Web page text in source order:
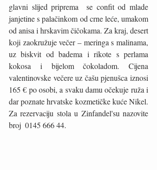
glavni slijed priprema  se confit od mlade
janjetine s palačinkom od crne leće, umakom
od anisa i hrskavim čičokama. Za kraj, desert
koji zaokružuje večer – meringa s malinama,
uz biskvit od badema i rikote s perlama
kokosa i bijelom čokoladom. Cijena
valentinovske večere uz čašu pjenušca iznosi
165 € po osobi, a svaku damu očekuje ruža i
dar poznate hrvatske kozmetičke kuće Nikel.
Za rezervaciju stola u Zinfandel'su nazovite
broj  0145 666 44.